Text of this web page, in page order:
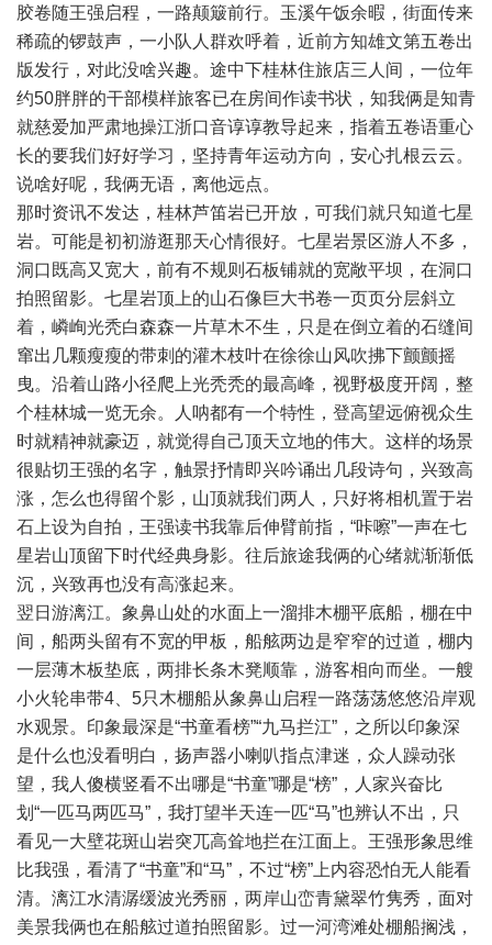
胶卷随王强启程，一路颠簸前行。玉溪午饭余暇，街面传来
稀疏的锣鼓声，一小队人群欢呼着，近前方知雄文第五卷出
版发行，对此没啥兴趣。途中下桂林住旅店三人间，一位年
约50胖胖的干部模样旅客已在房间作读书状，知我俩是知青
就慈爱加严肃地操江浙口音谆谆教导起来，指着五卷语重心
长的要我们好好学习，坚持青年运动方向，安心扎根云云。
说啥好呢，我俩无语，离他远点。
那时资讯不发达，桂林芦笛岩已开放，可我们就只知道七星
岩。可能是初初游逛那天心情很好。七星岩景区游人不多，
洞口既高又宽大，前有不规则石板铺就的宽敞平坝，在洞口
拍照留影。七星岩顶上的山石像巨大书卷一页页分层斜立
着，嶙峋光秃白森森一片草木不生，只是在倒立着的石缝间
窜出几颗瘦瘦的带刺的灌木枝叶在徐徐山风吹拂下颤颤摇
曳。沿着山路小径爬上光秃秃的最高峰，视野极度开阔，整
个桂林城一览无余。人呐都有一个特性，登高望远俯视众生
时就精神就豪迈，就觉得自己顶天立地的伟大。这样的场景
很贴切王强的名字，触景抒情即兴吟诵出几段诗句，兴致高
涨，怎么也得留个影，山顶就我们两人，只好将相机置于岩
石上设为自拍，王强读书我靠后伸臂前指，“咔嚓”一声在七
星岩山顶留下时代经典身影。往后旅途我俩的心绪就渐渐低
沉，兴致再也没有高涨起来。
翌日游漓江。象鼻山处的水面上一溜排木棚平底船，棚在中
间，船两头留有不宽的甲板，船舷两边是窄窄的过道，棚内
一层薄木板垫底，两排长条木凳顺靠，游客相向而坐。一艘
小火轮串带4、5只木棚船从象鼻山启程一路荡荡悠悠沿岸观
水观景。印象最深是“书童看榜”“九马拦江”，之所以印象深
是什么也没看明白，扬声器小喇叭指点津迷，众人躁动张
望，我人傻横竖看不出哪是“书童”哪是“榜”，人家兴奋比
划“一匹马两匹马”，我打望半天连一匹“马”也辨认不出，只
看见一大壁花斑山岩突兀高耸地拦在江面上。王强形象思维
比我强，看清了“书童”和“马”，不过“榜”上内容恐怕无人能看
清。漓江水清潺缓波光秀丽，两岸山峦青黛翠竹隽秀，面对
美景我俩也在船舷过道拍照留影。过一河湾滩处棚船搁浅，